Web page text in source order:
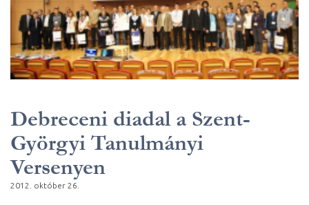
Debreceni diadal a Szent-
Györgyi Tanulmányi
Versenyen
2012. október 26.